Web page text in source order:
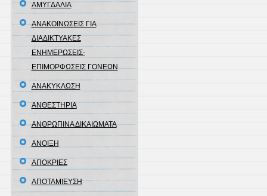
ΑΜΥΓΔΑΛΙΑ
ΑΝΑΚΟΙΝΩΣΕΙΣ ΓΙΑ
ΔΙΑΔΙΚΤΥΑΚΕΣ
ΕΝΗΜΕΡΩΣΕΙΣ-
ΕΠΙΜΟΡΦΩΣΕΙΣ ΓΟΝΕΩΝ
ΑΝΑΚΥΚΛΩΣΗ
ΑΝΘΕΣΤΗΡΙΑ
ΑΝΘΡΩΠΙΝΑ ΔΙΚΑΙΩΜΑΤΑ
ΑΝΟΙΞΗ
ΑΠΟΚΡΙΕΣ
ΑΠΟΤΑΜΙΕΥΣΗ